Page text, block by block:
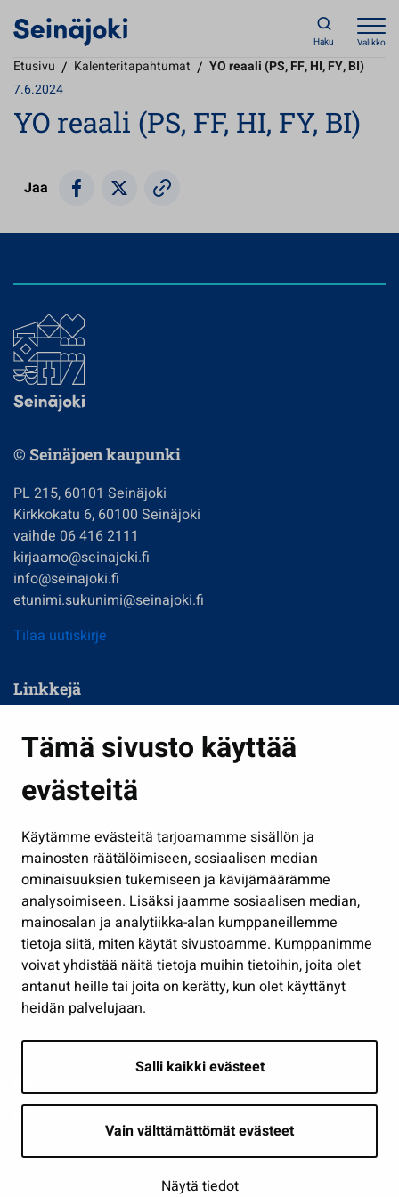
Tämä sivusto käyttää
evästeitä
Käytämme evästeitä tarjoamamme sisällön ja
mainosten räätälöimiseen, sosiaalisen median
ominaisuuksien tukemiseen ja kävijämäärämme
analysoimiseen. Lisäksi jaamme sosiaalisen median,
mainosalan ja analytiikka-alan kumppaneillemme
tietoja siitä, miten käytät sivustoamme. Kumppanimme
voivat yhdistää näitä tietoja muihin tietoihin, joita olet
antanut heille tai joita on kerätty, kun olet käyttänyt
heidän palvelujaan.
Salli kaikki evästeet
Vain välttämättömät evästeet
Näytä tiedot
Haku Valikko
Etusivu / Kalenteritapahtumat / YO reaali (PS, FF, HI, FY, BI)
7.6.2024
YO reaali (PS, FF, HI, FY, BI)
Jaa
© Seinäjoen kaupunki
PL 215, 60101 Seinäjoki
Kirkkokatu 6, 60100 Seinäjoki
vaihde 06 416 2111
kirjaamo@seinajoki.fi
info@seinajoki.fi
etunimi.sukunimi@seinajoki.fi
Tilaa uutiskirje
Linkkejä
Kasvatus ja opetus
Kulttuuri ja liikunta
Työ ja yrittäminen
Osallistu ja asioi
Näytä omat evästeasetukseni
Seuraa meitä